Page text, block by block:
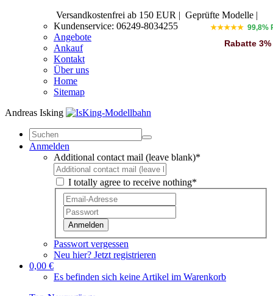
Versandkostenfrei ab 150 EUR | Geprüfte Modelle |
Kundenservice: 06249-8034255
Angebote
Ankauf
Kontakt
Über uns
Home
Sitemap
Andreas Isking
★★★★★ 99,8%
Rabatte 3%
Anmelden
Additional contact mail (leave blank)*
I totally agree to receive nothing*
Anmelden
Passwort vergessen
Neu hier? Jetzt registrieren
0,00 €
Es befinden sich keine Artikel im Warenkorb